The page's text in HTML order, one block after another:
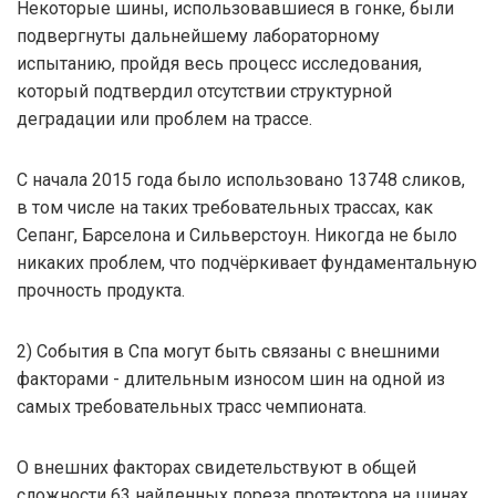
Некоторые шины, использовавшиеся в гонке, были
подвергнуты дальнейшему лабораторному
испытанию, пройдя весь процесс исследования,
который подтвердил отсутствии структурной
деградации или проблем на трассе.
С начала 2015 года было использовано 13748 сликов,
в том числе на таких требовательных трассах, как
Сепанг, Барселона и Сильверстоун. Никогда не было
никаких проблем, что подчёркивает фундаментальную
прочность продукта.
2) События в Спа могут быть связаны с внешними
факторами - длительным износом шин на одной из
самых требовательных трасс чемпионата.
О внешних факторах свидетельствуют в общей